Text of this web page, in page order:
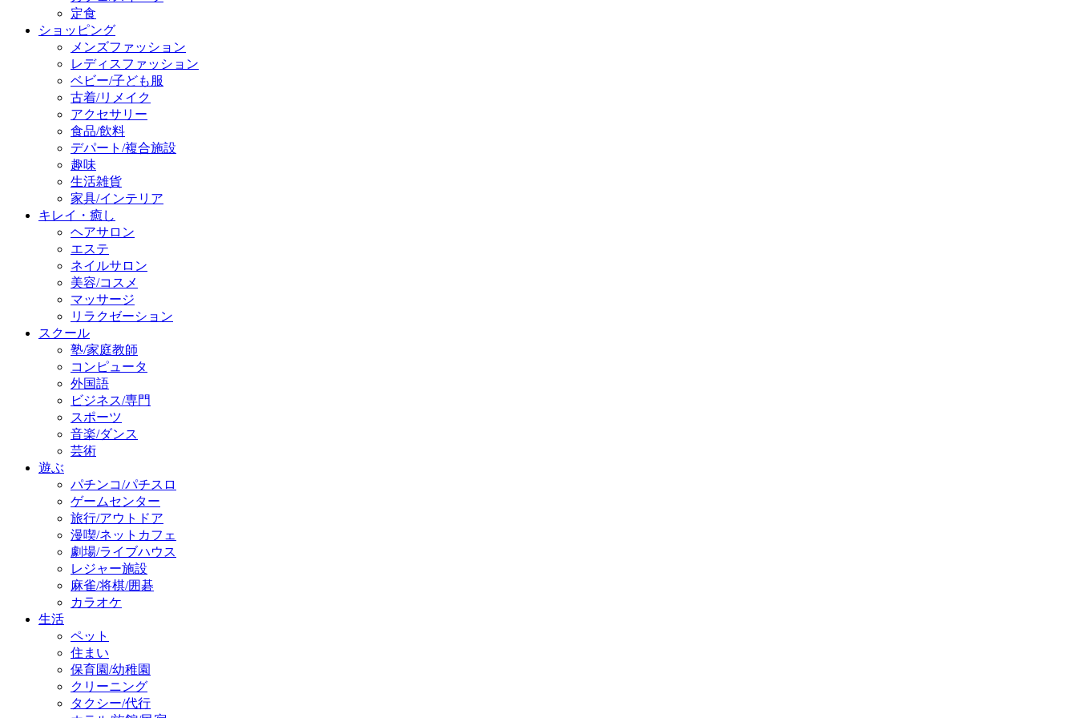
定食
ショッピング
メンズファッション
レディスファッション
ベビー/子ども服
古着/リメイク
アクセサリー
食品/飲料
デパート/複合施設
趣味
生活雑貨
家具/インテリア
キレイ・癒し
ヘアサロン
エステ
ネイルサロン
美容/コスメ
マッサージ
リラクゼーション
スクール
塾/家庭教師
コンピュータ
外国語
ビジネス/専門
スポーツ
音楽/ダンス
芸術
遊ぶ
パチンコ/パチスロ
ゲームセンター
旅行/アウトドア
漫喫/ネットカフェ
劇場/ライブハウス
レジャー施設
麻雀/将棋/囲碁
カラオケ
生活
ペット
住まい
保育園/幼稚園
クリーニング
タクシー/代行